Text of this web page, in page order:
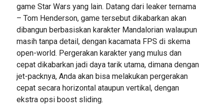
game Star Wars yang lain. Datang dari leaker ternama
– Tom Henderson, game tersebut dikabarkan akan
dibangun berbasiskan karakter Mandalorian walaupun
masih tanpa detail, dengan kacamata FPS di skema
open-world. Pergerakan karakter yang mulus dan
cepat dikabarkan jadi daya tarik utama, dimana dengan
jet-packnya, Anda akan bisa melakukan pergerakan
cepat secara horizontal ataupun vertikal, dengan
ekstra opsi boost sliding.